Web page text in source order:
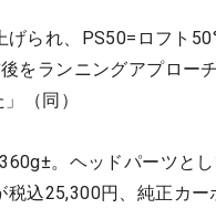
られ、PS50=ロフト
をランニングアプロー
（同）
。ヘッドパーツとし
込25,300円、純正カー